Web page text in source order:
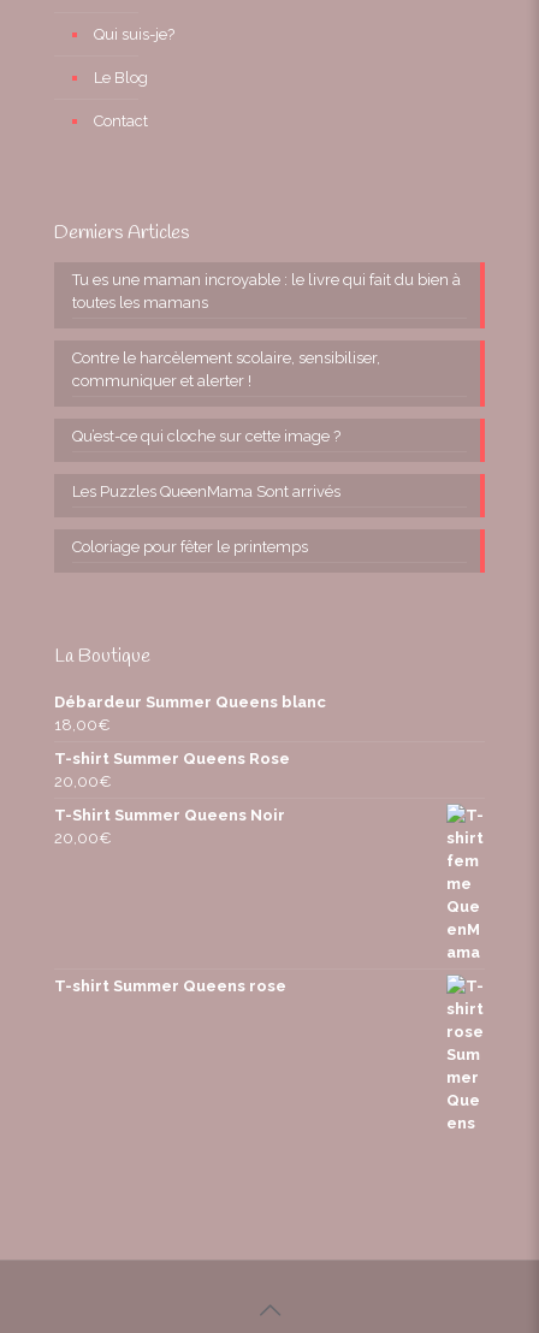
Qui suis-je?
Le Blog
Contact
Derniers Articles
Tu es une maman incroyable : le livre qui fait du bien à
toutes les mamans
Contre le harcèlement scolaire, sensibiliser,
communiquer et alerter !
Qu’est-ce qui cloche sur cette image ?
Les Puzzles QueenMama Sont arrivés
Coloriage pour fêter le printemps
La Boutique
Débardeur Summer Queens blanc
18,00€
T-shirt Summer Queens Rose
20,00€
T-Shirt Summer Queens Noir
20,00€
T-shirt Summer Queens rose